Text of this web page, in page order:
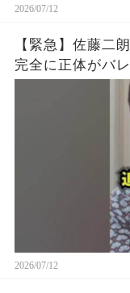
2026/07/12
【緊急】佐藤二
完全に正体がバ
2026/07/12